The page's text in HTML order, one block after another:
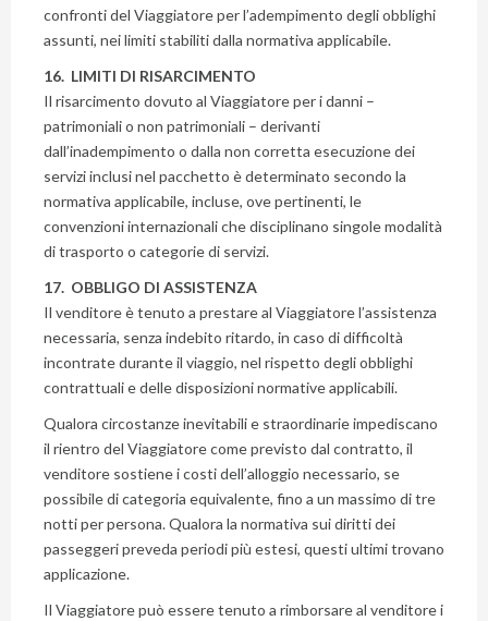
confronti del Viaggiatore per l’adempimento degli obblighi
assunti, nei limiti stabiliti dalla normativa applicabile.
16. LIMITI DI RISARCIMENTO
Il risarcimento dovuto al Viaggiatore per i danni –
patrimoniali o non patrimoniali – derivanti
dall’inadempimento o dalla non corretta esecuzione dei
servizi inclusi nel pacchetto è determinato secondo la
normativa applicabile, incluse, ove pertinenti, le
convenzioni internazionali che disciplinano singole modalità
di trasporto o categorie di servizi.
17. OBBLIGO DI ASSISTENZA
Il venditore è tenuto a prestare al Viaggiatore l’assistenza
necessaria, senza indebito ritardo, in caso di difficoltà
incontrate durante il viaggio, nel rispetto degli obblighi
contrattuali e delle disposizioni normative applicabili.
Qualora circostanze inevitabili e straordinarie impediscano
il rientro del Viaggiatore come previsto dal contratto, il
venditore sostiene i costi dell’alloggio necessario, se
possibile di categoria equivalente, fino a un massimo di tre
notti per persona. Qualora la normativa sui diritti dei
passeggeri preveda periodi più estesi, questi ultimi trovano
applicazione.
Il Viaggiatore può essere tenuto a rimborsare al venditore i